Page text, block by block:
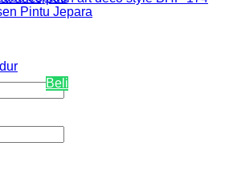
Pintu Jepara
Beli